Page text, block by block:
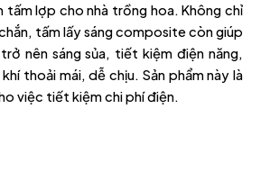
tấm lợp cho nhà trồng hoa. Không chỉ
tấm lấy sáng composite còn giúp
nên sáng sủa, tiết kiệm điện năng,
thoải mái, dễ chịu. Sản phẩm này là
việc tiết kiệm chi phí điện.